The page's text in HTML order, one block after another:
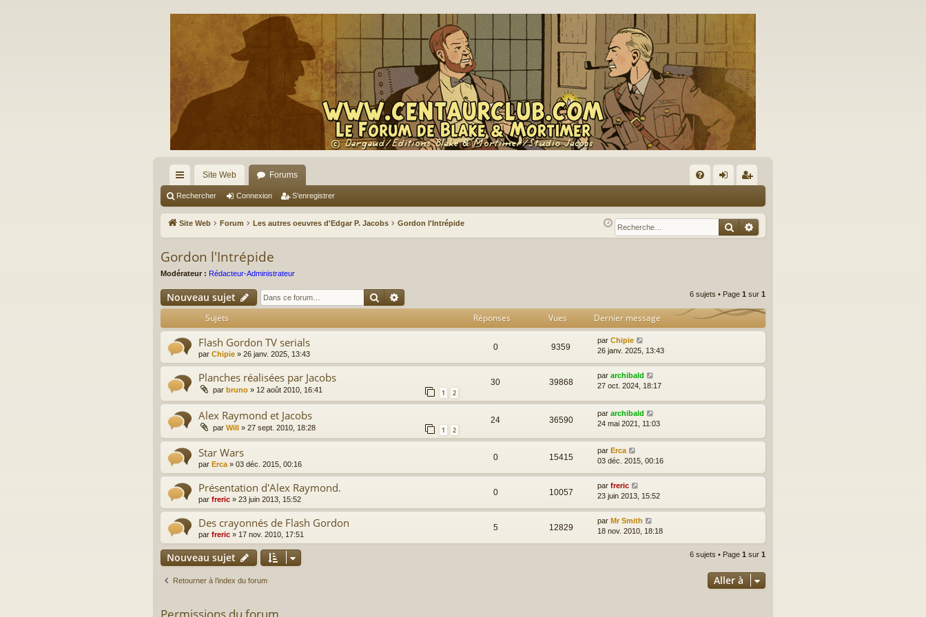
cc
ès
ra
pi
de
Site Web Forums
Q ne
xi
nr
eg
r
Rechercher Connexion S’enregistrer
Site Web Forum Les autres oeuvres d'Edgar P. Jacobs Gordon l'Intrépide Rechercher
Recherche avancée
Gordon l'Intrépide
Modérateur : Rédacteur-Administrateur
Nouveau sujet Rechercher 6 sujets • Page 1 sur 1
Sujets Réponses Vues Dernier message
Flash Gordon TV serials
par Chipie » 26 janv. 2025, 13:43
0 9359
par Chipie
26 janv. 2025, 13:43
Planches réalisées par Jacobs
par bruno » 12 août 2010, 16:41 1 2
30 39868
par archibald
27 oct. 2024, 18:17
Alex Raymond et Jacobs
par Will » 27 sept. 2010, 18:28 1 2
24 36590
par archibald
24 mai 2021, 11:03
Star Wars
par Erca » 03 déc. 2015, 00:16
0 15415
par Erca
03 déc. 2015, 00:16
Présentation d'Alex Raymond.
par freric » 23 juin 2013, 15:52
0 10057
par freric
23 juin 2013, 15:52
Des crayonnés de Flash Gordon
par freric » 17 nov. 2010, 17:51
5 12829
par Mr Smith
18 nov. 2010, 18:18
Nouveau sujet 6 sujets • Page 1 sur 1
Retourner à l’index du forum Aller à